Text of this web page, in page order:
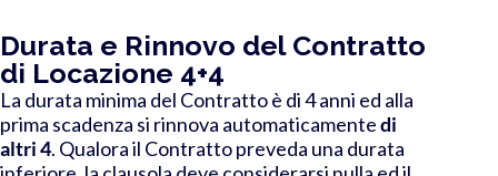
Durata e Rinnovo del Contratto
di Locazione 4+4
La durata minima del Contratto è di 4 anni ed alla
prima scadenza si rinnova automaticamentedi
altri 4. Qualora il Contratto preveda una durata